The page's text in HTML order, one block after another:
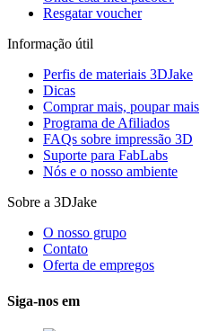
Resgatar voucher
Informação útil
Perfis de materiais 3DJake
Dicas
Comprar mais, poupar mais
Programa de Afiliados
FAQs sobre impressão 3D
Suporte para FabLabs
Nós e o nosso ambiente
Sobre a 3DJake
O nosso grupo
Contato
Oferta de empregos
Siga-nos em